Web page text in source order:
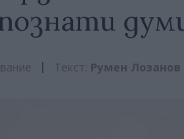
Текст: Румен Лозанов